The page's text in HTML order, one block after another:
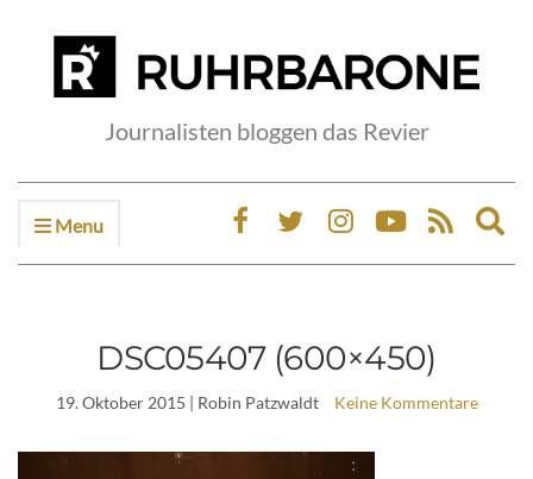
Journalisten bloggen das Revier
Menu
DSC05407 (600×450)
19. Oktober 2015 | Robin Patzwaldt Keine Kommentare